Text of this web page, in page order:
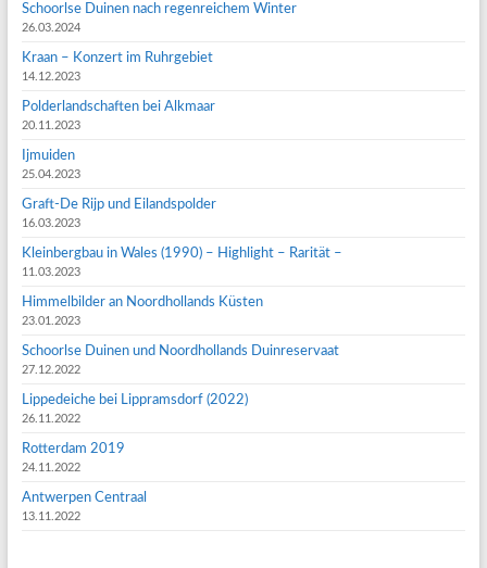
Schoorlse Duinen nach regenreichem Winter
26.03.2024
Kraan – Konzert im Ruhrgebiet
14.12.2023
Polderlandschaften bei Alkmaar
20.11.2023
Ijmuiden
25.04.2023
Graft-De Rijp und Eilandspolder
16.03.2023
Kleinbergbau in Wales (1990) – Highlight – Rarität –
11.03.2023
Himmelbilder an Noordhollands Küsten
23.01.2023
Schoorlse Duinen und Noordhollands Duinreservaat
27.12.2022
Lippedeiche bei Lippramsdorf (2022)
26.11.2022
Rotterdam 2019
24.11.2022
Antwerpen Centraal
13.11.2022